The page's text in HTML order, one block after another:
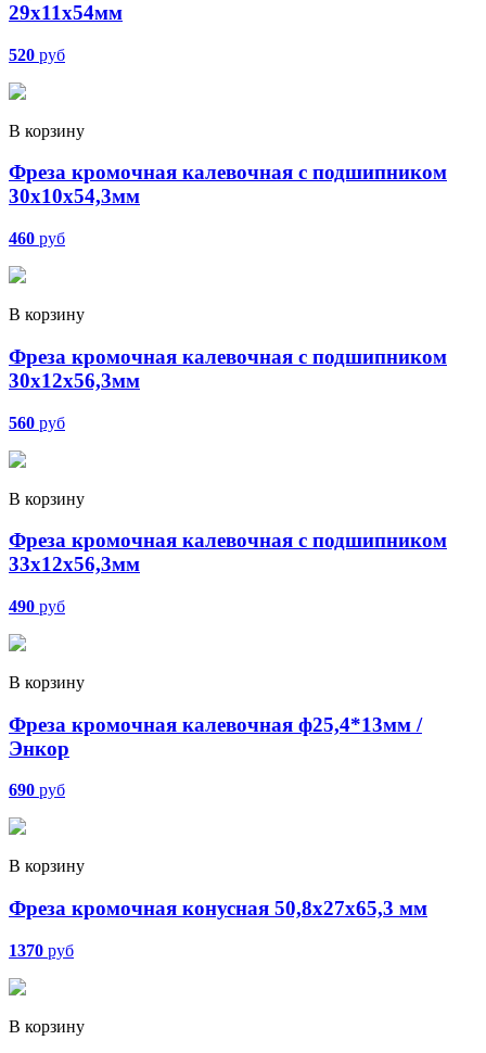
29х11х54мм
520 руб
В корзину
Фреза кромочная калевочная с подшипником
30х10х54,3мм
460 руб
В корзину
Фреза кромочная калевочная с подшипником
30х12х56,3мм
560 руб
В корзину
Фреза кромочная калевочная с подшипником
33х12х56,3мм
490 руб
В корзину
Фреза кромочная калевочная ф25,4*13мм /
Энкор
690 руб
В корзину
Фреза кромочная конусная 50,8х27х65,3 мм
1370 руб
В корзину